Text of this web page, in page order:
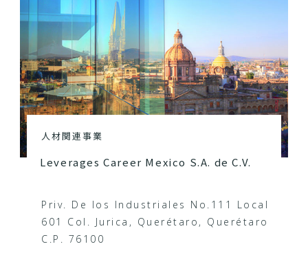
人材関連事業
Leverages Career Mexico S.A. de C.V.
Priv. De los Industriales No.111 Local
601 Col. Jurica, Querétaro, Querétaro
C.P. 76100